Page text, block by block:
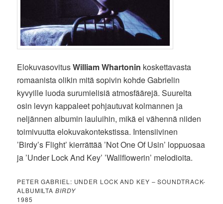
ElokuvasovitusWilliam Whartonin koskettavasta
romaanista olikin mitä sopivin kohde Gabrielin
kyvyille luoda surumielisiä atmosfäärejä. Suurelta
osin levyn kappaleet pohjautuvat kolmannen ja
neljännen albumin lauluihin, mikä ei vähennä niiden
toimivuutta elokuvakontekstissa. Intensiivinen
’Birdy’s Flight’ kierrättää ’Not One Of Usin’ loppuosaa
ja ’Under Lock And Key’ ’Wallflowerin’ melodioita.
PETER GABRIEL: UNDER LOCK AND KEY – SOUNDTRACK-
ALBUMILTABIRDY
1985